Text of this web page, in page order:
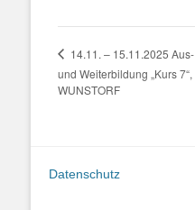
14.11. – 15.11.2025 Aus-
und Weiterbildung „Kurs 7“,
WUNSTORF
Datenschutz